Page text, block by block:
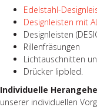
Edelstahl-
Designleisten mit
Designleisten
Rillenfräsungen
Lichtauschnitten
Drücker lipbled.
Individuelle
unserer individuellen